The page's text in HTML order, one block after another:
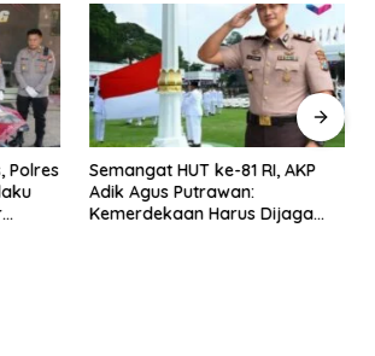
Polres
Semangat HUT ke-81 RI, AKP
Adik Agus Putrawan:
Kemerdekaan Harus Dijaga